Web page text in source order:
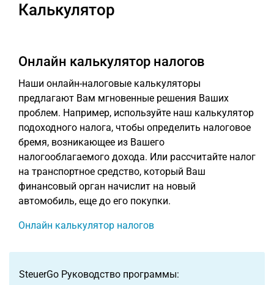
Калькулятор
Oнлайн калькулятор налогов
Наши онлайн-налоговые калькуляторы
предлагают Вам мгновенные решения Ваших
проблем. Например, используйте наш калькулятор
подоходного налога, чтобы определить налоговое
бремя, возникающее из Вашего
налогооблагаемого дохода. Или рассчитайте налог
на транспортное средство, который Ваш
финансовый орган начислит на новый
автомобиль, еще до его покупки.
Oнлайн калькулятор налогов
SteuerGo Руководство программы: